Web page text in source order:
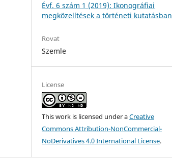
Évf. 6 szám 1 (2019): Ikonográfiai
megközelítések a történeti kutatásban
Rovat
Szemle
License
This work is licensed under aCreative
Commons Attribution-NonCommercial-
NoDerivatives 4.0 International License.